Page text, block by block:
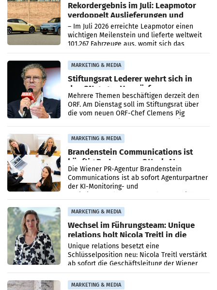
Rekordergebnis im Juli: Leapmotor
verdoppelt Auslieferungen und
überschreitet die 100.000er-Marke
– Im Juli 2026 erreichte Leapmotor einen
wichtigen Meilenstein und lieferte weltweit
101.267 Fahrzeuge aus, womit sich das
Ergebnis gegenüber Juli 2025 mehr als
verdoppelte (+102
MARKETING & MEDIA
Stiftungsrat Lederer wehrt sich in
den SN gegen Vorwürfe
Mehrere Themen beschäftigen derzeit den
ORF. Am Dienstag soll im Stiftungsrat über
die vom neuen ORF-Chef Clemens Pig
MARKETING & MEDIA
Brandenstein Communications ist
künftig Partner von OtterlyAI
Die Wiener PR-Agentur Brandenstein
Communications ist ab sofort Agenturpartner
der KI-Monitoring- und
MARKETING & MEDIA
Wechsel im Führungsteam: Unique
relations holt Nicola Treitl in die
Geschäftsleitung
Unique relations besetzt eine
Schlüsselposition neu: Nicola Treitl verstärkt
ab sofort die Geschäftsleitung der Wiener
PR-Agentur an der Seite von Josef Kalina und
Anna Kalina-Mahr.
MARKETING & MEDIA